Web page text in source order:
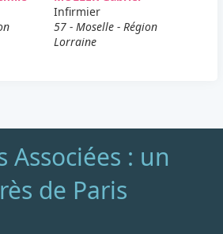
Infirmier
57 - Moselle - Région
Lorraine
Associées : un
de Paris